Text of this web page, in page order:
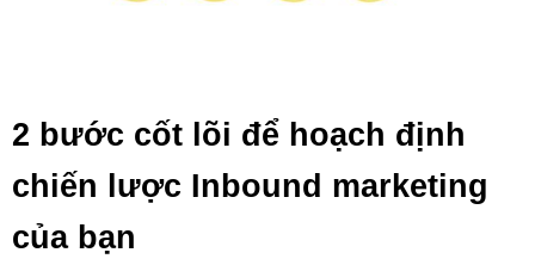
2 bước cốt lõi để hoạch định
chiến lược Inbound marketing
của bạn